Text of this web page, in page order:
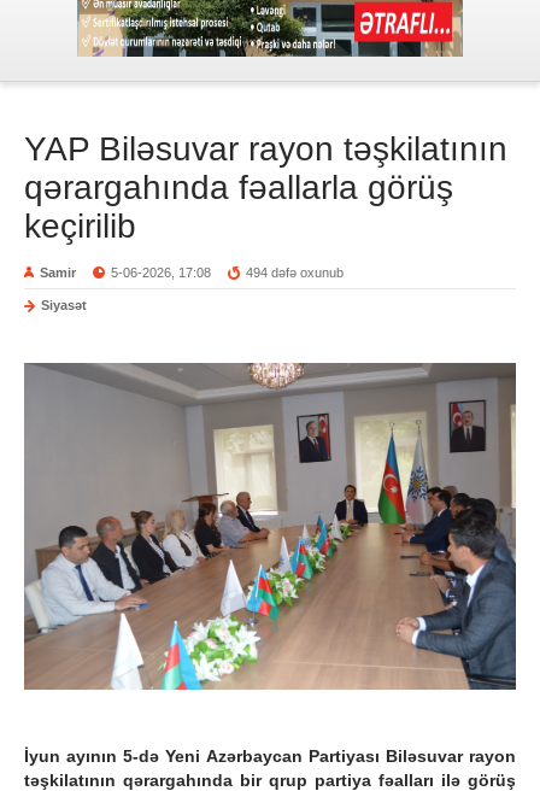
YAP Biləsuvar rayon təşkilatının
qərargahında fəallarla görüş
keçirilib
Samir 5-06-2026, 17:08 494 dəfə oxunub
Siyasət
İyun ayının 5-də Yeni Azərbaycan Partiyası Biləsuvar rayon
təşkilatının qərargahında bir qrup partiya fəalları ilə görüş